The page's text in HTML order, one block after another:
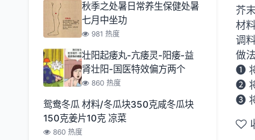
秋季之处暑日常养生保健处暑
七月中坐功
981 热度
壮阳起痿丸-亢痿灵-阳痿-益
肾壮阳-国医特效偏方两个
860 热度
鸳鸯冬瓜 材料/冬瓜块350克咸冬瓜块
150克姜片10克 凉菜
860 热度
芥
材
调
做
➊
➋
➌